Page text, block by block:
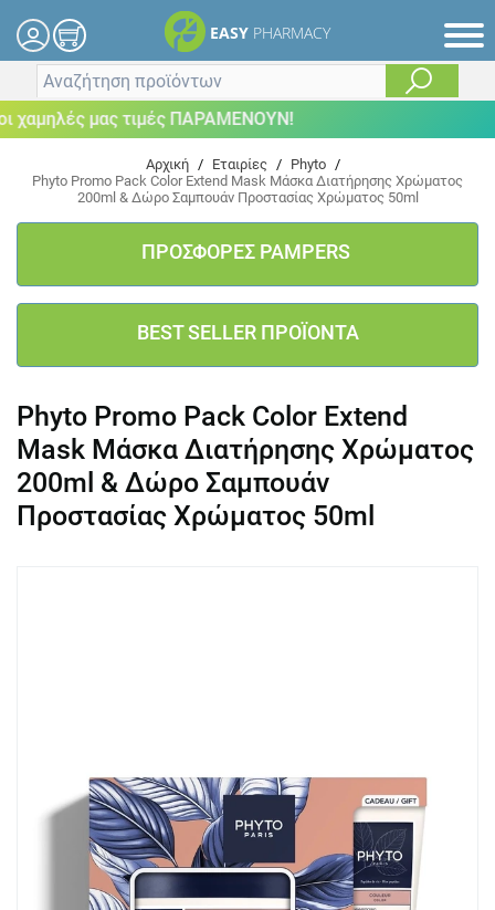
EASY PHARMACY
μας τιμές ΠΑΡΑΜΕΝΟΥΝ!
Αρχική / Εταιρίες / Phyto /
Phyto Promo Pack Color Extend Mask Μάσκα Διατήρησης Χρώματος
200ml & Δώρο Σαμπουάν Προστασίας Χρώματος 50ml
ΠΡΟΣΦΟΡΕΣ PAMPERS
BEST SELLER ΠΡΟΪΟΝΤΑ
Phyto Promo Pack Color Extend
Mask Μάσκα Διατήρησης Χρώματος
200ml & Δώρο Σαμπουάν
Προστασίας Χρώματος 50ml